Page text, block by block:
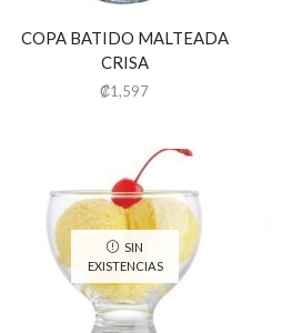
COPA BATIDO MALTEADA
CRISA
₡1,597
SIN
EXISTENCIAS